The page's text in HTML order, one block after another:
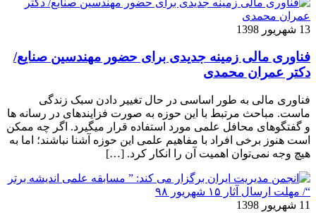
13 شهریور 1398
فناوری مالی زمینه جدیدی برای حضور مهندسین صنایع/
دکتر عمران محمدی
فناوری مالی به طور اساسی در حال تغییر دادن سبک زندگی
ماست. مباحث مرتبط با این حوزه به صورت فزاینده­ای در رسانه­ ها
و گفتگوهای محافل علمی مورد استفاده قرار می­گیرد. اگر چه ممکن
است هنوز برخی افراد با مفاهیم علمی این حوزه آشنا نباشند؛ اما به
هیچ وجه نمی‌توان اهمیت آن را انکار کرد. […]
11 شهریور 1398